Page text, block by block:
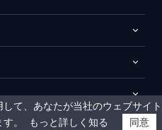
て、あなたが当社のウェブサイト
す。
もっと詳しく知る 同意